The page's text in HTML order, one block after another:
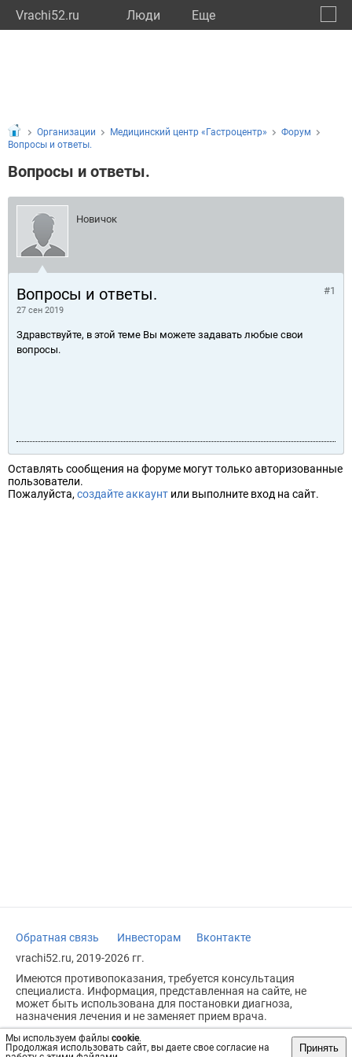
Vrachi52.ru Люди Eще
Мы используем файлы cookie.
Продолжая использовать сайт, вы даете свое согласие на
Принять
Организации Медицинский центр «Гастроцентр»
Форум
Вопросы и ответы.
Вопросы и ответы.
Новичок
Вопросы и ответы.
27 сен 2019
#1
Здравствуйте, в этой теме Вы можете задавать любые свои
вопросы.
Оставлять сообщения на форуме могут только авторизованные
пользователи.
Пожалуйста, создайте аккаунт или выполните вход на сайт.
Обратная связь Инвесторам
Вконтакте
vrachi52.ru, 2019-2026 гг.
Имеются противопоказания, требуется консультация
специалиста. Информация, представленная на сайте, не
может быть использована для постановки диагноза,
назначения лечения и не заменяет прием врача.
Возрастное ограничение: 18+